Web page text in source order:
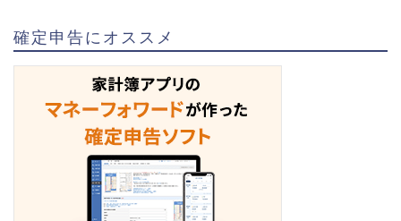
確定申告にオススメ